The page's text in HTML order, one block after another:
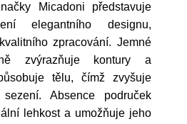
Micadoni představuje
elegantního designu,
zpracování. Jemné
zvýrazňuje kontury a
tělu, čímž zvyšuje
Absence područek
lehkost a umožňuje jeho